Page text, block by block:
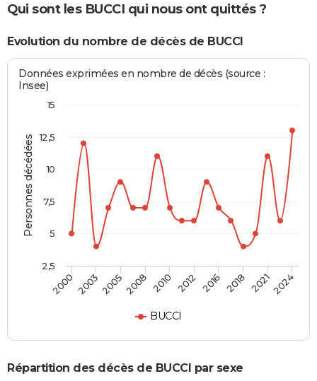
Qui sont les BUCCI qui nous ont quittés ?
Evolution du nombre de décès de BUCCI
Personnes décédées
Données exprimées en nombre de décès (source :
Insee)
BUCCI
2000 200320052008 2010 2012 2016 2018 20212024
2,5
5
7,5
10
12,5
15
Répartition des décès de BUCCI par sexe